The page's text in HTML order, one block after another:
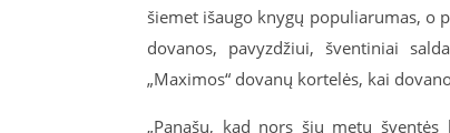
šiemet išaugo knygų populiarumas, o
dovanos, pavyzdžiui, šventiniai
„Maximos“ dovanų kortelės, kai
„Panašu, kad nors šių metų